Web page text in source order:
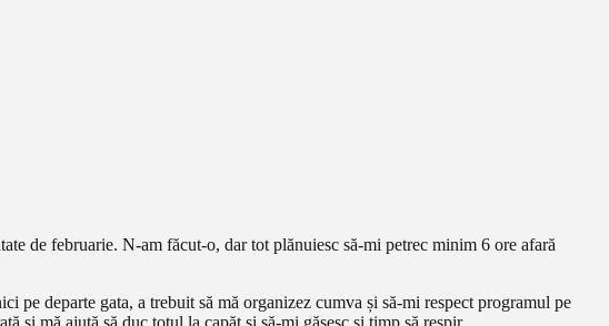
de februarie. N-am făcut-o, dar tot plănuiesc să-mi petrec minim 6 ore afară
pe departe gata, a trebuit să mă organizez cumva și să-mi respect programul pe
și mă ajută să duc totul la capăt și să-mi găsesc și timp să respir.